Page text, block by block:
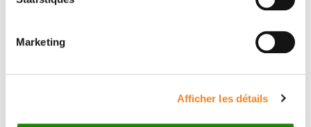
Marketing
Afficher les détails